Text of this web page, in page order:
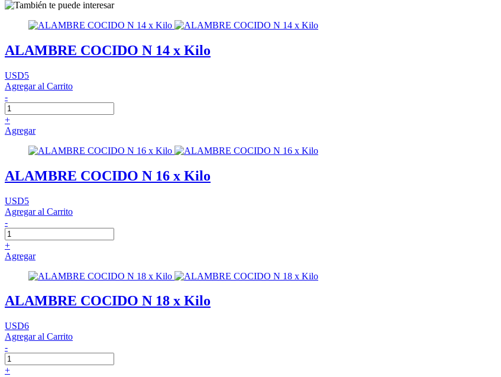
ALAMBRE COCIDO N 14 x Kilo
USD5
Agregar al Carrito
-
+
Agregar
ALAMBRE COCIDO N 16 x Kilo
USD5
Agregar al Carrito
-
+
Agregar
ALAMBRE COCIDO N 18 x Kilo
USD6
Agregar al Carrito
-
+